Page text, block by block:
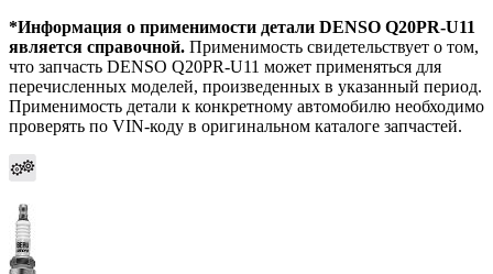
*Информация о применимости детали DENSO Q20PR-U11
является справочной. Применимость свидетельствует о том,
что запчасть DENSO Q20PR-U11 может применяться для
перечисленных моделей, произведенных в указанный период.
Применимость детали к конкретному автомобилю необходимо
проверять по VIN-коду в оригинальном каталоге запчастей.